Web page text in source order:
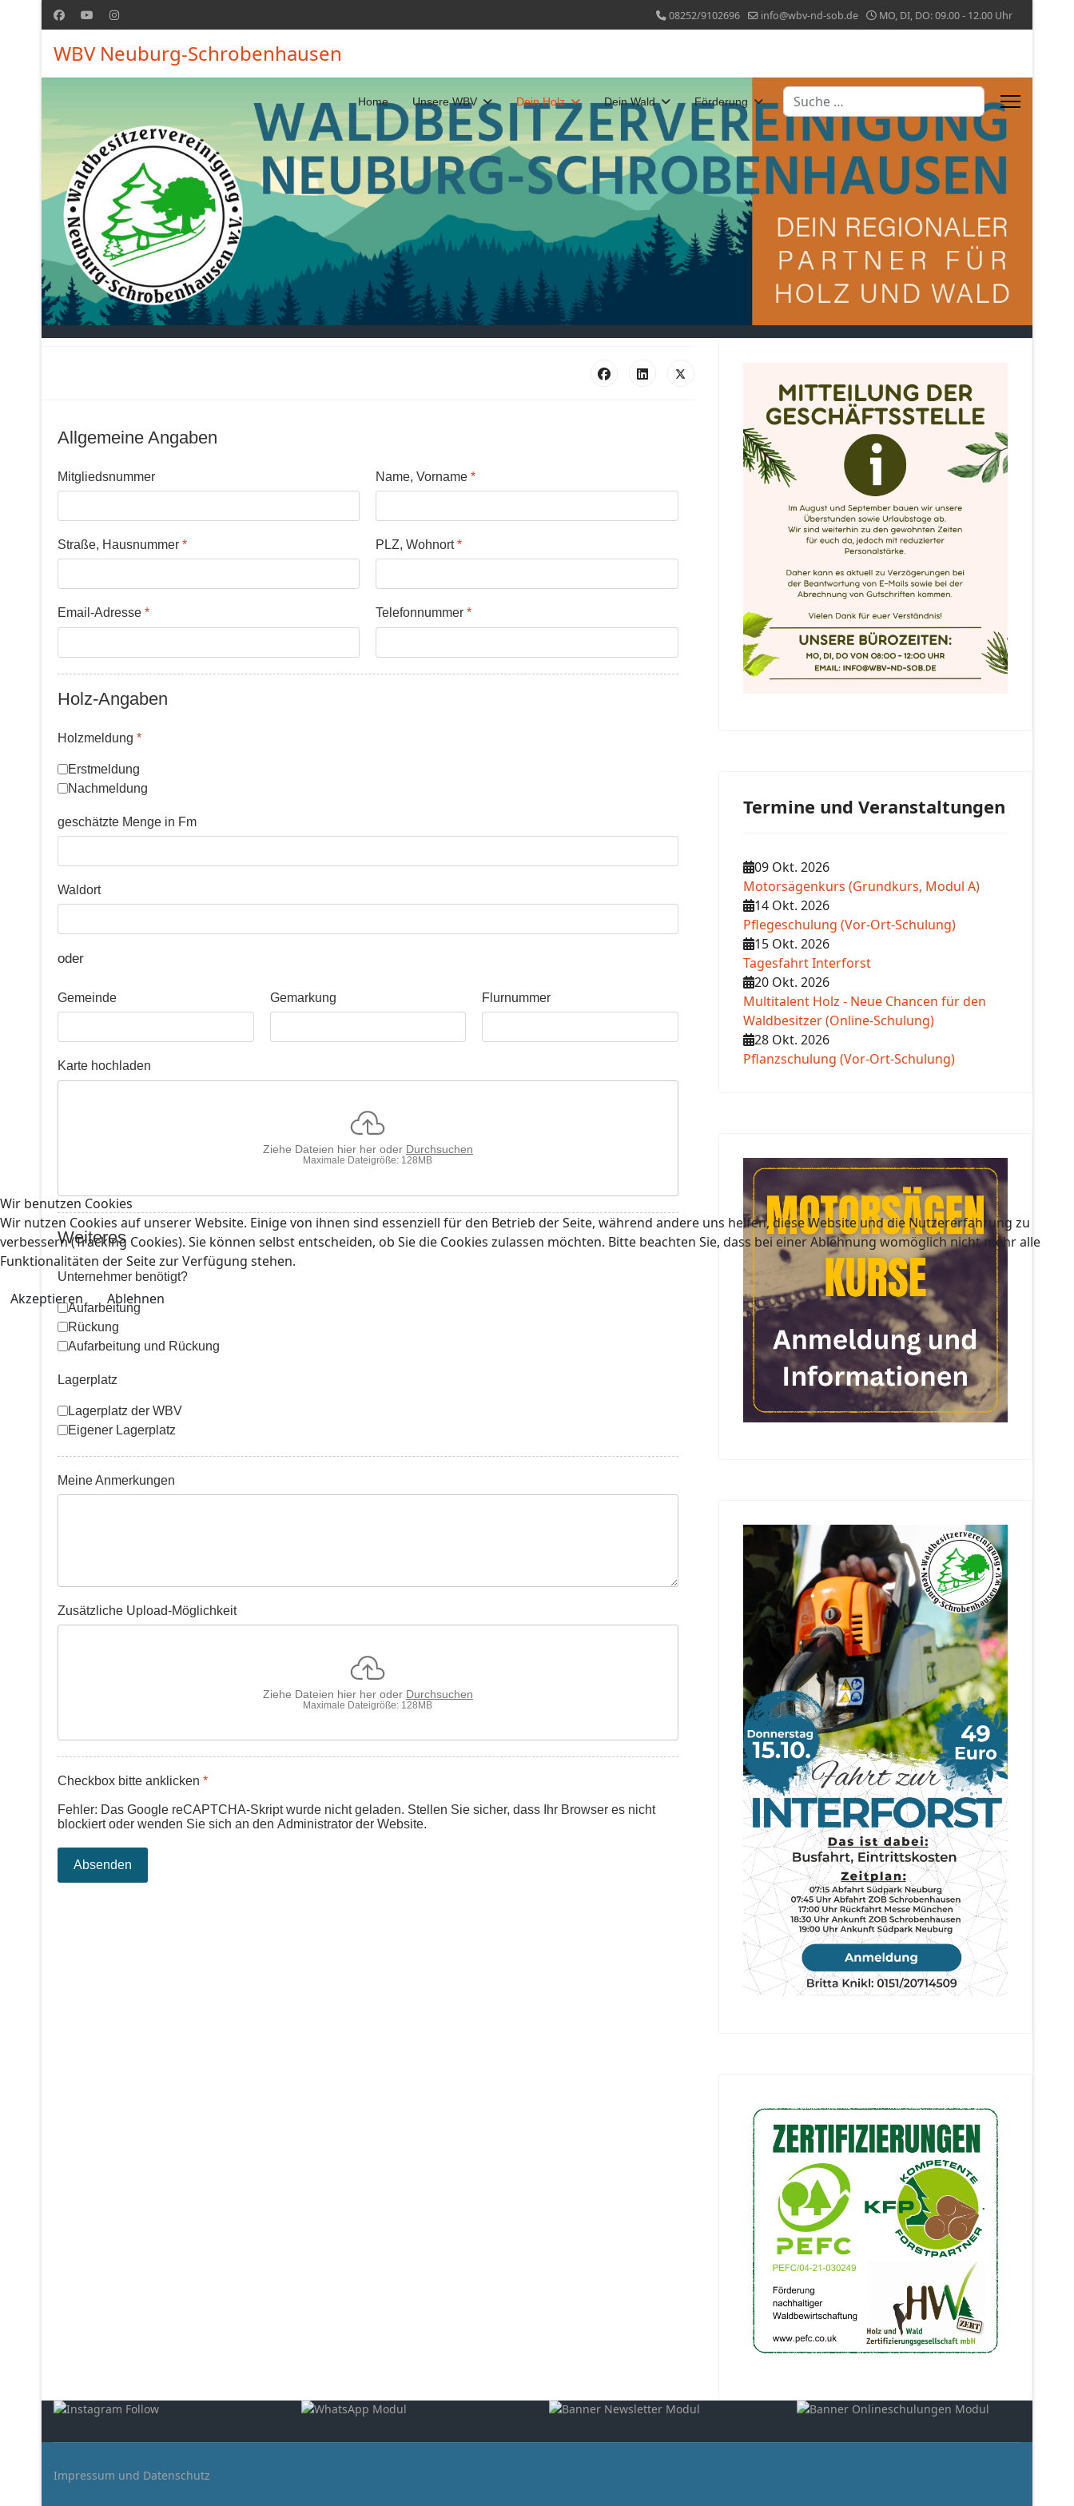
08252/9102696 info@wbv-nd-sob.de MO, DI, DO: 09.00 - 12.00 Uhr
WBV Neuburg-Schrobenhausen
Home Unsere WBV Dein Holz Dein Wald Förderung Suchen
Allgemeine Angaben
Mitgliedsnummer Name, Vorname*
Straße, Hausnummer * PLZ, Wohnort*
Email-Adresse * Telefonnummer*
Holz-Angaben
Holzmeldung *
Erstmeldung
Nachmeldung
geschätzte Menge in Fm
Waldort
oder
Gemeinde Gemarkung Flurnummer
Karte hochladen
Ziehe Dateien hier her oder Durchsuchen
Maximale Dateigröße: 128MB
Weiteres
Unternehmer benötigt?
Aufarbeitung
Rückung
Aufarbeitung und Rückung
Lagerplatz
Lagerplatz der WBV
Eigener Lagerplatz
Meine Anmerkungen
Zusätzliche Upload-Möglichkeit
Ziehe Dateien hier her oder Durchsuchen
Maximale Dateigröße: 128MB
Checkbox bitte anklicken *
Fehler: Das Google reCAPTCHA-Skript wurde nicht geladen. Stellen Sie sicher, dass Ihr Browser es nicht
blockiert oder wenden Sie sich an den Administrator der Website.
Absenden
Termine und Veranstaltungen
09 Okt. 2026
Motorsägenkurs (Grundkurs, Modul A)
14 Okt. 2026
Pflegeschulung (Vor-Ort-Schulung)
15 Okt. 2026
Tagesfahrt Interforst
20 Okt. 2026
Multitalent Holz - Neue Chancen für den
Waldbesitzer (Online-Schulung)
28 Okt. 2026
Pflanzschulung (Vor-Ort-Schulung)
Impressum und Datenschutz
Wir benutzen Cookies
Wir nutzen Cookies auf unserer Website. Einige von ihnen sind essenziell für den Betrieb der Seite, während andere uns helfen, diese Website und die Nutzererfahrung zu
verbessern (Tracking Cookies). Sie können selbst entscheiden, ob Sie die Cookies zulassen möchten. Bitte beachten Sie, dass bei einer Ablehnung womöglich nicht mehr alle
Funktionalitäten der Seite zur Verfügung stehen.
Akzeptieren Ablehnen